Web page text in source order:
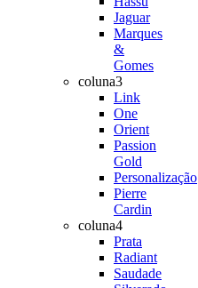
Jaguar
Marques
&
Gomes
coluna3
Link
One
Orient
Passion
Gold
Personalização
Pierre
Cardin
coluna4
Prata
Radiant
Saudade